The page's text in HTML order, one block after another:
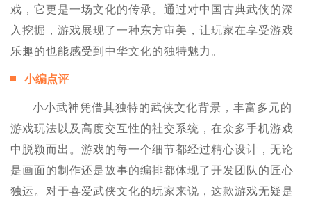
戏，它更是一场文化的传承。通过对中国古典武侠的深
入挖掘，游戏展现了一种东方审美，让玩家在享受游戏
乐趣的也能感受到中华文化的独特魅力。
小编点评
小小武神凭借其独特的武侠文化背景，丰富多元的
游戏玩法以及高度交互性的社交系统，在众多手机游戏
中脱颖而出。游戏的每一个细节都经过精心设计，无论
是画面的制作还是故事的编排都体现了开发团队的匠心
独运。对于喜爱武侠文化的玩家来说，这款游戏无疑是